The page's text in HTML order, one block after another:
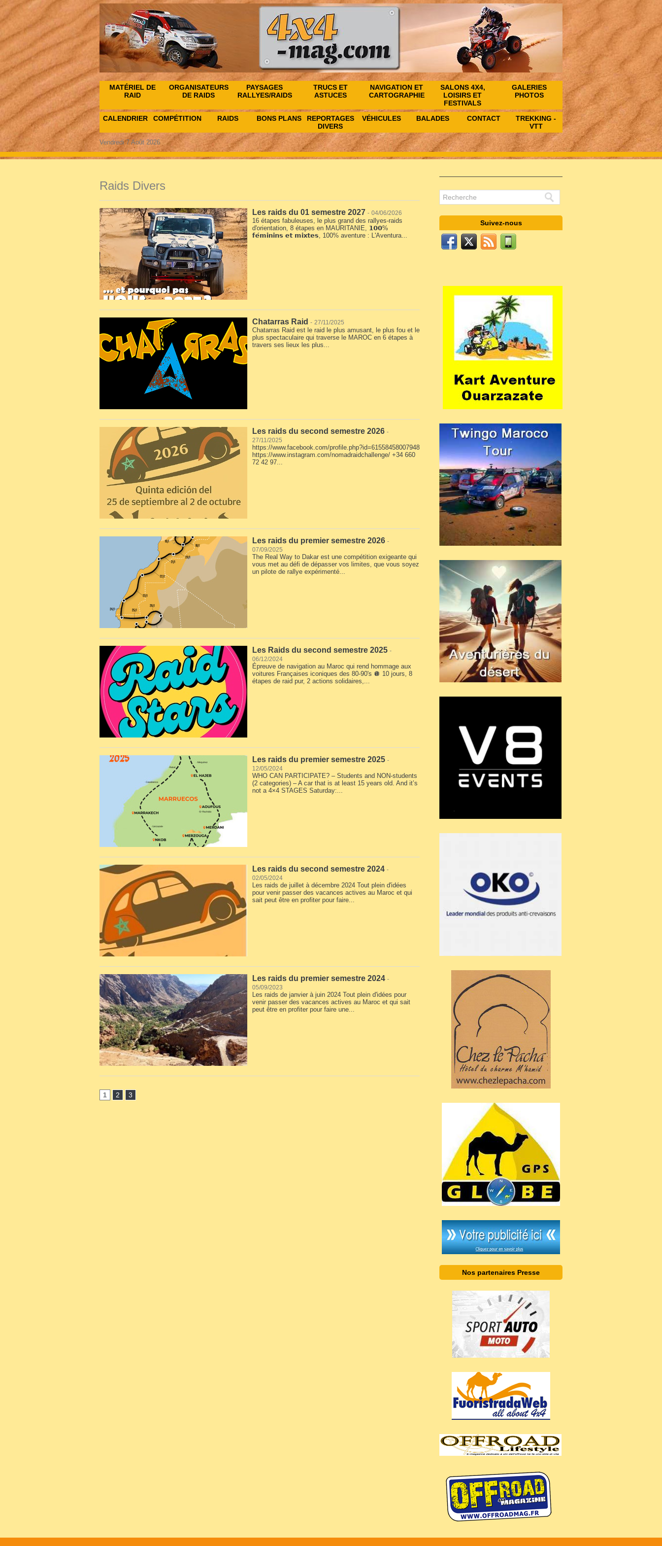
MATÉRIEL DE
RAID
ORGANISATEURS
DE RAIDS
PAYSAGES
RALLYES/RAIDS
TRUCS ET
ASTUCES
NAVIGATION ET
CARTOGRAPHIE
SALONS 4X4,
LOISIRS ET
FESTIVALS
GALERIES
PHOTOS
CALENDRIER COMPÉTITIONS RAIDS BONS PLANS
REPORTAGES
DIVERS
VÉHICULES BALADES CONTACT
TREKKING -
VTT
Vendredi 7 Août 2026
Raids Divers
Les raids du 01 semestre 2027 - 04/06/2026
16 étapes fabuleuses, le plus grand des rallyes-raids
d'orientation, 8 étapes en MAURITANIE, 𝟭𝟬𝟬%
𝗳𝗲́𝗺𝗶𝗻𝗶𝗻𝘀 𝗲𝘁 𝗺𝗶𝘅𝘁𝗲𝘀, 100% aventure : L'Aventura...
Chatarras Raid - 27/11/2025
Chatarras Raid est le raid le plus amusant, le plus fou et le
plus spectaculaire qui traverse le MAROC en 6 étapes à
travers ses lieux les plus...
Les raids du second semestre 2026 -
27/11/2025
https://www.facebook.com/profile.php?id=61558458007948
https://www.instagram.com/nomadraidchallenge/ +34 660
72 42 97...
Les raids du premier semestre 2026 -
07/09/2025
The Real Way to Dakar est une compétition exigeante qui
vous met au défi de dépasser vos limites, que vous soyez
un pilote de rallye expérimenté...
Les Raids du second semestre 2025 -
06/12/2024
Épreuve de navigation au Maroc qui rend hommage aux
voitures Françaises iconiques des 80-90's 🪩 10 jours, 8
étapes de raid pur, 2 actions solidaires,...
Les raids du premier semestre 2025 -
12/05/2024
WHO CAN PARTICIPATE? – Students and NON-students
(2 categories) – A car that is at least 15 years old. And it’s
not a 4×4 STAGES Saturday:...
Les raids du second semestre 2024 -
02/05/2024
Les raids de juillet à décembre 2024 Tout plein d'idées
pour venir passer des vacances actives au Maroc et qui
sait peut être en profiter pour faire...
Les raids du premier semestre 2024 -
05/09/2023
Les raids de janvier à juin 2024 Tout plein d'idées pour
venir passer des vacances actives au Maroc et qui sait
peut être en profiter pour faire une...
1 2 3
Suivez-nous
Nos partenaires Presse